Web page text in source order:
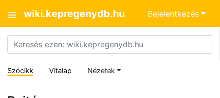
wiki.kepregenydb.hu Bejelentkezés
Szócikk Vitalap Nézetek